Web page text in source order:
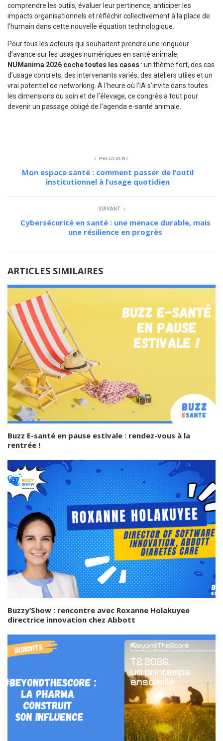
comprendre les outils, évaluer leur pertinence, anticiper les
impacts organisationnels et réfléchir collectivement à la place de
l’humain dans cette nouvelle équation technologique.
Pour tous les acteurs qui souhaitent prendre une longueur
d’avance sur les usages numériques en santé animale,
NUManima 2026 coche toutes les cases : un thème fort, des cas
d’usage concrets, des intervenants variés, des ateliers utiles et un
vrai potentiel de networking. À l’heure où l’IA s’invite dans toutes
les dimensions du soin et de l’élevage, ce congrès a tout pour
devenir un passage obligé de l’agenda e-santé animale.
PRÉCÉDENT
Mon espace santé : comment passer de l’outil
institutionnel à l’usage quotidien
SUIVANT
Cybersécurité en santé : une menace durable, mais
une résilience en progrès
ARTICLES SIMILAIRES
Buzz E-santé en pause estivale : rendez-vous à la
rentrée !
Buzzy’Show : rencontre avec Roxanne Holakuyee
directrice innovation chez Abbott